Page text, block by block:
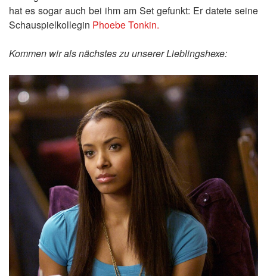
hat es sogar auch bei ihm am Set gefunkt: Er datete seine
Schauspielkollegin Phoebe Tonkin.
Kommen wir als nächstes zu unserer Lieblingshexe: